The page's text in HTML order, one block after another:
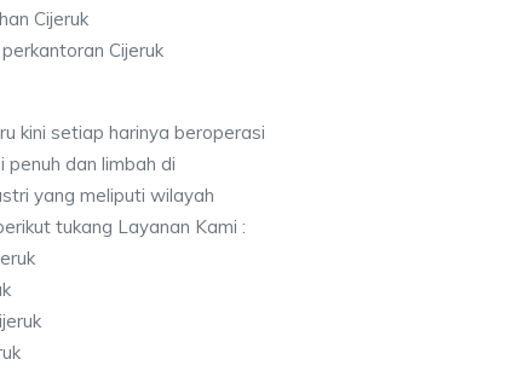
Cijeruk
Cijeruk
kini setiap harinya beroperasi
dan limbah di
yang meliputi wilayah
tukang Layanan Kami :